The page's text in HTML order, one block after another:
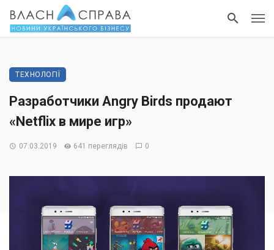
ТЕХНОЛОГІЇ
Разработчики Angry Birds продают
«Netflix в мире игр»
07.03.2019 641 переглядів 0